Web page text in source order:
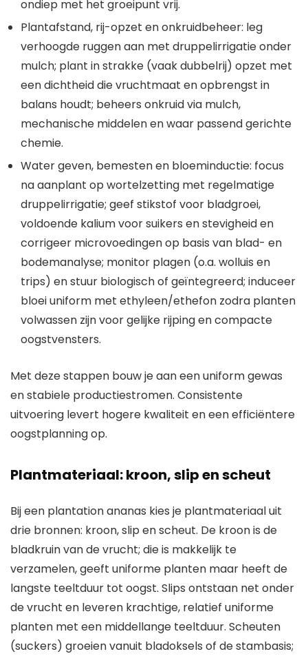
ondiep met het groeipunt vrij.
Plantafstand, rij-opzet en onkruidbeheer: leg
verhoogde ruggen aan met druppelirrigatie onder
mulch; plant in strakke (vaak dubbelrij) opzet met
een dichtheid die vruchtmaat en opbrengst in
balans houdt; beheers onkruid via mulch,
mechanische middelen en waar passend gerichte
chemie.
Water geven, bemesten en bloeminductie: focus
na aanplant op wortelzetting met regelmatige
druppelirrigatie; geef stikstof voor bladgroei,
voldoende kalium voor suikers en stevigheid en
corrigeer microvoedingen op basis van blad- en
bodemanalyse; monitor plagen (o.a. wolluis en
trips) en stuur biologisch of geïntegreerd; induceer
bloei uniform met ethyleen/ethefon zodra planten
volwassen zijn voor gelijke rijping en compacte
oogstvensters.
Met deze stappen bouw je aan een uniform gewas
en stabiele productiestromen. Consistente
uitvoering levert hogere kwaliteit en een efficiëntere
oogstplanning op.
Plantmateriaal: kroon, slip en scheut
Bij een plantation ananas kies je plantmateriaal uit
drie bronnen: kroon, slip en scheut. De kroon is de
bladkruin van de vrucht; die is makkelijk te
verzamelen, geeft uniforme planten maar heeft de
langste teeltduur tot oogst. Slips ontstaan net onder
de vrucht en leveren krachtige, relatief uniforme
planten met een middellange teeltduur. Scheuten
(suckers) groeien vanuit bladoksels of de stambasis;